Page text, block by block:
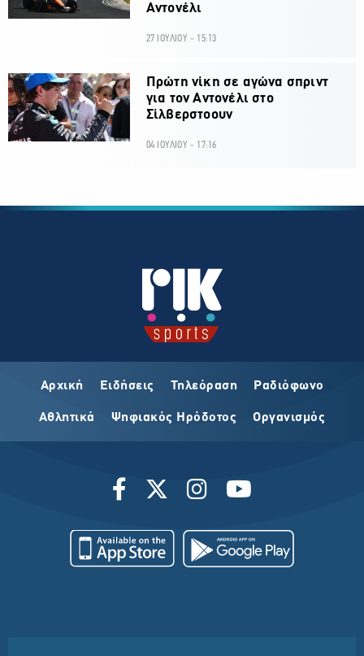
Αντονέλι
27 ΙΟΥΛΙΟΥ - 15:13
Πρώτη νίκη σε αγώνα σπριντ
για τον Αντονέλι στο
Σίλβερστοουν
04 ΙΟΥΛΙΟΥ - 17:16
Αρχική Ειδήσεις Τηλεόραση Ραδιόφωνο
Αθλητικά Ψηφιακός Ηρόδοτος Οργανισμός